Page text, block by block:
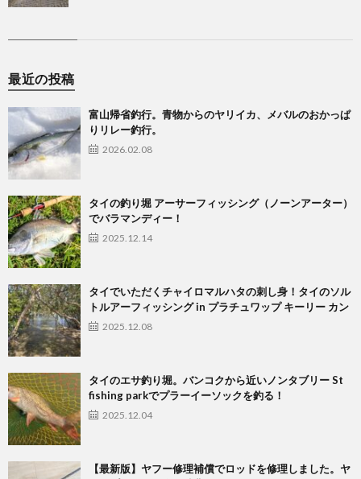
最近の投稿
富山帰省釣行。青物からのヤリイカ、メバルのおかっぱ
りリレー釣行。
2026.02.08
タイの釣り堀 アーサーフィッシング（ノーンアーター）
でバラマンディー！
2025.12.14
タイでいただくチャイロマルハタの刺し身！タイのソル
トルアーフィッシング in プラチュワップ キーリー カン
2025.12.08
タイのエサ釣り堀。バンコクから近いノンタブリー St
fishing parkでプラーイーソックを釣る！
2025.12.04
【最新版】ヤフー修理補償でロッドを修理しました。ヤ